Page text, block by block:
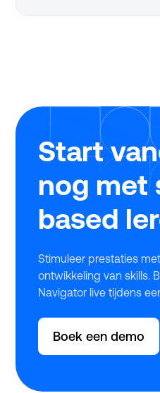
stress, snel en
Start
nog met
based
Stimuleer prestaties
ontwikkeling van skills.
Navigator live tijdens
Boek een demo